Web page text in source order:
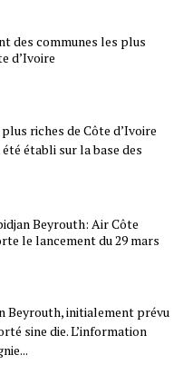
des communes les plus
d’Ivoire
riches de Côte d’Ivoire
établi sur la base des
Beyrouth: Air Côte
le lancement du 29 mars
Beyrouth, initialement prévu
sine die. L’information